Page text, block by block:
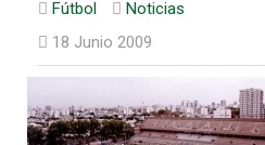
Fútbol
Noticias
18 Junio 2009